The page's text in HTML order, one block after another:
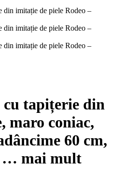
cu tapițerie din
maro coniac,
60 cm,
… mai mult